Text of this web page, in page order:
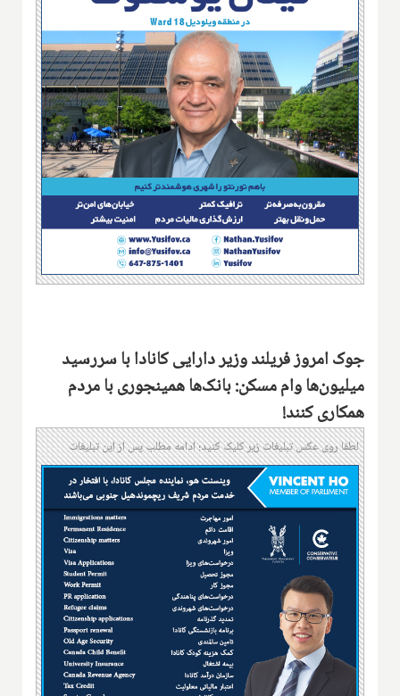
جوک امروز فریلند وزیر دارایی کانادا با سررسید
میلیون‌ها وام مسکن: بانک‌ها همینجوری با مردم
همکاری کنند!
لطفا روی عکس تبلیغات زیر کلیک کنید؛ ادامه مطلب پس از این تبلیغات